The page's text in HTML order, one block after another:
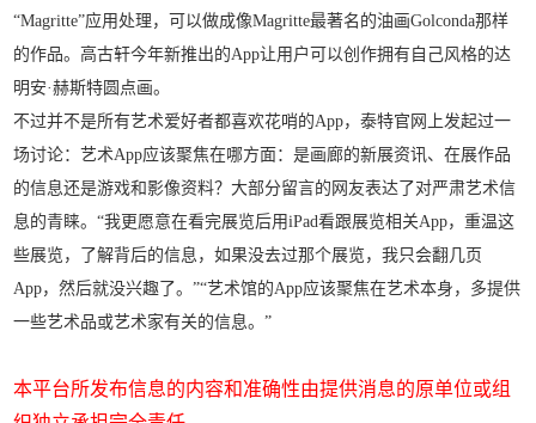
“Magritte”应用处理，可以做成像Magritte最著名的油画Golconda那样
的作品。高古轩今年新推出的App让用户可以创作拥有自己风格的达
明安·赫斯特圆点画。
不过并不是所有艺术爱好者都喜欢花哨的App，泰特官网上发起过一
场讨论：艺术App应该聚焦在哪方面：是画廊的新展资讯、在展作品
的信息还是游戏和影像资料？大部分留言的网友表达了对严肃艺术信
息的青睐。“我更愿意在看完展览后用iPad看跟展览相关App，重温这
些展览，了解背后的信息，如果没去过那个展览，我只会翻几页
App，然后就没兴趣了。”“艺术馆的App应该聚焦在艺术本身，多提供
一些艺术品或艺术家有关的信息。”
本平台所发布信息的内容和准确性由提供消息的原单位或组